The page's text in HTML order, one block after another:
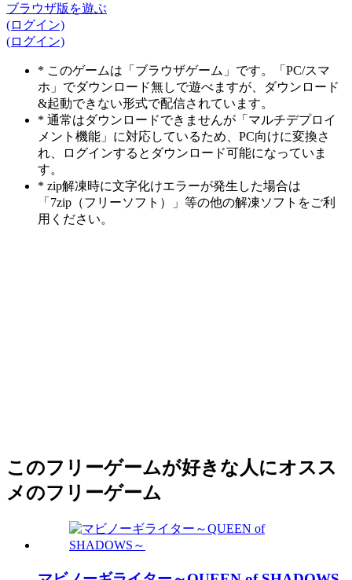
ブラウザ版を遊ぶ
(ログイン)
(ログイン)
* このゲームは「ブラウザゲーム」です。「PC/スマ
ホ」でダウンロード無しで遊べますが、ダウンロード
&起動できない形式で配信されています。
* 通常はダウンロードできませんが「マルチデプロイ
メント機能」に対応しているため、PC向けに変換さ
れ、ログインするとダウンロード可能になっていま
す。
* zip解凍時に文字化けエラーが発生した場合は
「7zip（フリーソフト）」等の他の解凍ソフトをご利
用ください。
このフリーゲームが好きな人にオスス
メのフリーゲーム